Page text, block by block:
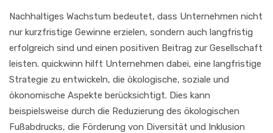
Nachhaltiges Wachstum bedeutet, dass Unternehmen nicht
nur kurzfristige Gewinne erzielen, sondern auch langfristig
erfolgreich sind und einen positiven Beitrag zur Gesellschaft
leisten. quickwinn hilft Unternehmen dabei, eine langfristige
Strategie zu entwickeln, die ökologische, soziale und
ökonomische Aspekte berücksichtigt. Dies kann
beispielsweise durch die Reduzierung des ökologischen
Fußabdrucks, die Förderung von Diversität und Inklusion